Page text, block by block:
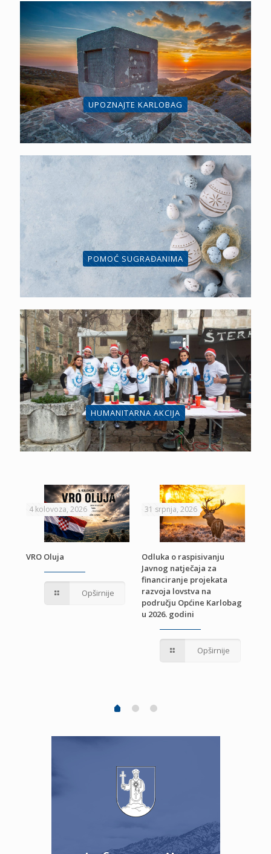
UPOZNAJTE KARLOBAG
POMOĆ SUGRAĐANIMA
HUMANITARNA AKCIJA
4 kolovoza, 2026
VRO Oluja
Opširnije
31 srpnja, 2026
Odluka o raspisivanju
Javnog natječaja za
financiranje projekata
razvoja lovstva na
području Općine Karlobag
u 2026. godini
Opširnije